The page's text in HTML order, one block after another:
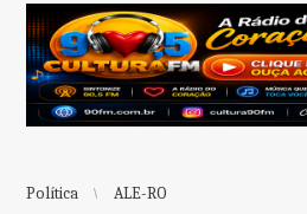
Política ALE-RO